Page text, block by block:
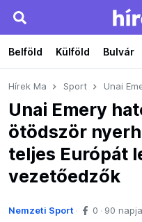
Belföld Külföld Bulvár
Hírek Ma Sport Unai Emery
Unai Emery
ötödször
teljes Európát
vezetőedzők
Nemzeti Sport 0 90 napja